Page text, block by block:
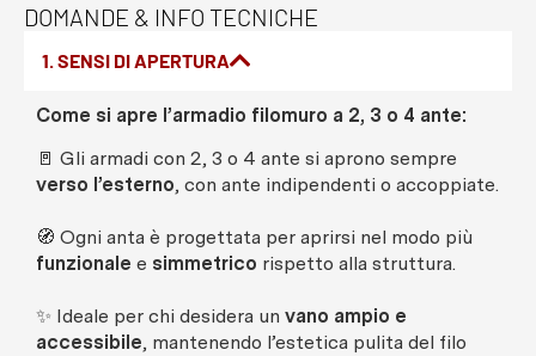
DOMANDE & INFO TECNICHE
1. SENSI DI APERTURA
Come si apre l’armadio filomuro a 2, 3 o 4 ante:
🚪 Gli armadi con 2, 3 o 4 ante si aprono sempre
verso l’esterno, con ante indipendenti o accoppiate.
🧭 Ogni anta è progettata per aprirsi nel modo più
funzionale e simmetrico rispetto alla struttura.
✨ Ideale per chi desidera un vano ampio e
accessibile, mantenendo l’estetica pulita del filo